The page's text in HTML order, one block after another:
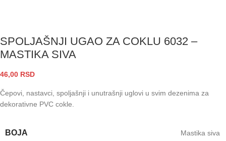
SPOLJAŠNJI UGAO ZA COKLU 6032 –
MASTIKA SIVA
46,00 RSD
Čepovi, nastavci, spoljašnji i unutrašnji uglovi u svim dezenima za
dekorativne PVC cokle.
BOJA Mastika siva